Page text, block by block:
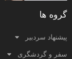
گروه ها
پیشنهاد سردبیر
سفر و گردشگری